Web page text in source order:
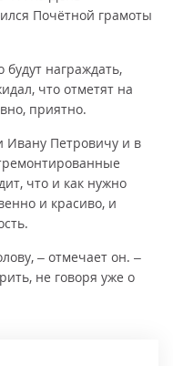
Почётной грамоты
будут награждать,
что отметят на
приятно.
Ивану Петровичу и в
что и как нужно
и красиво, и
– отмечает он. –
не говоря уже о